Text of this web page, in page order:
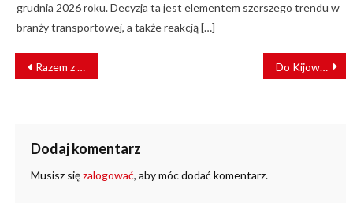
grudnia 2026 roku. Decyzja ta jest elementem szerszego trendu w
branży transportowej, a także reakcją […]
NAWIGACJA
WPISU
Razem z UTK stwórz II edycję “Małego słownika żargonu kolejowego” Do Kijowa dotarł 9. pociąg kontenerowy z Chin
Dodaj komentarz
Musisz sięzalogować, aby móc dodać komentarz.